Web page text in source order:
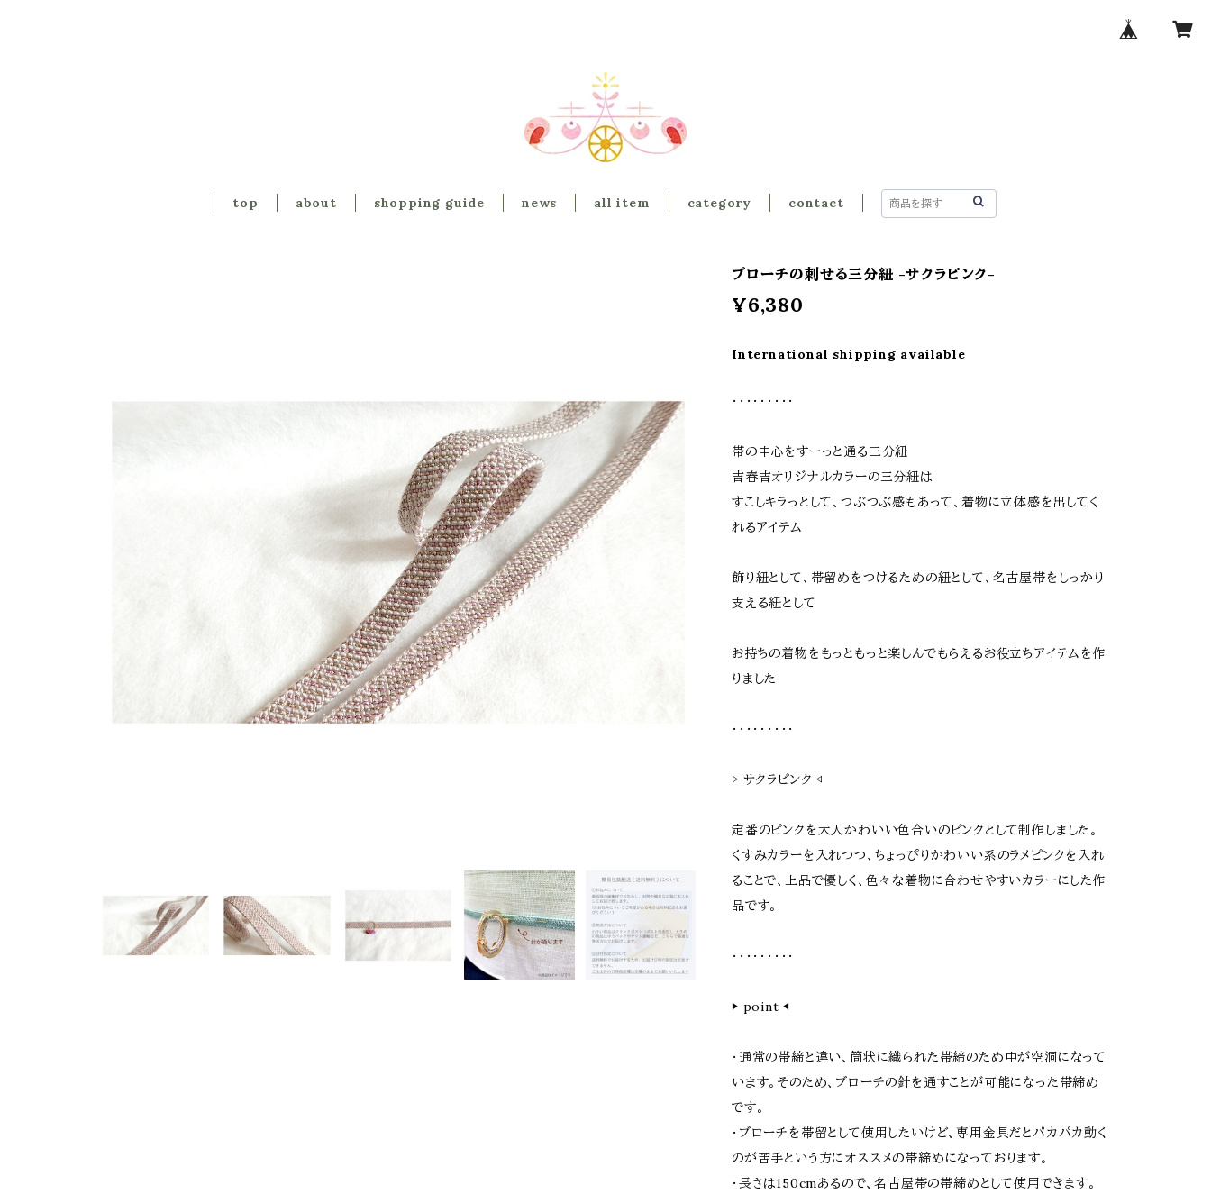
top about shopping guide news all item category contact
ブローチの刺せる三分紐 -サクラピンク-
¥6,380
International shipping available
・・・・・・・・・
帯の中心をすーっと通る三分紐
吉春吉オリジナルカラーの三分紐は
すこしキラっとして、つぶつぶ感もあって、着物に立体感を出してく
れるアイテム
飾り紐として、帯留めをつけるための紐として、名古屋帯をしっかり
支える紐として
お持ちの着物をもっともっと楽しんでもらえるお役立ちアイテムを作
りました
・・・・・・・・・
▷ サクラピンク ◁
定番のピンクを大人かわいい色合いのピンクとして制作しました。
くすみカラーを入れつつ、ちょっぴりかわいい系のラメピンクを入れ
ることで、上品で優しく、色々な着物に合わせやすいカラーにした作
品です。
・・・・・・・・・
▶︎ point ◀︎
・通常の帯締と違い、筒状に織られた帯締のため中が空洞になって
います。そのため、ブローチの針を通すことが可能になった帯締め
です。
・ブローチを帯留として使用したいけど、専用金具だとパカパカ動く
のが苦手という方にオススメの帯締めになっております。
・長さは150cmあるので、名古屋帯の帯締めとして使用できます。